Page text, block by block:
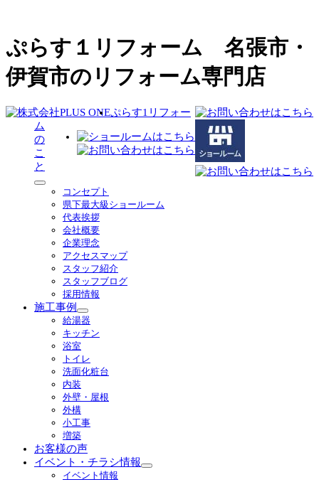
ぷらす１リフォーム 名張市・
伊賀市のリフォーム専門店
ぷらす1リフォー
ム
の
こ
と
サ
コンセプト
県下最大級ショールーム
代表挨拶
会社概要
企業理念
アクセスマップ
スタッフ紹介
スタッフブログ
採用情報
施工事例
サ
ブ
ニ
ュ
開
給湯器
キッチン
浴室
トイレ
洗面化粧台
内装
外壁・屋根
外構
小工事
増築
お客様の声
イベント・チラシ情報
サ
イベント情報